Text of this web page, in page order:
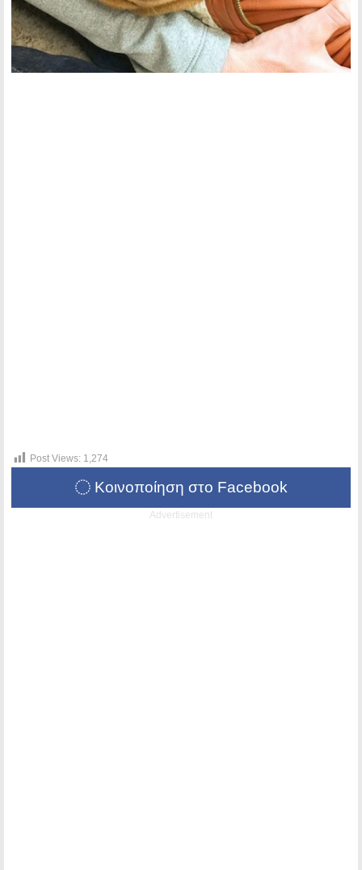
Post Views: 1,274
Κοινοποίηση στο Facebook
Advertisement